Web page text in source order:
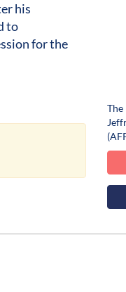
his
to
for the